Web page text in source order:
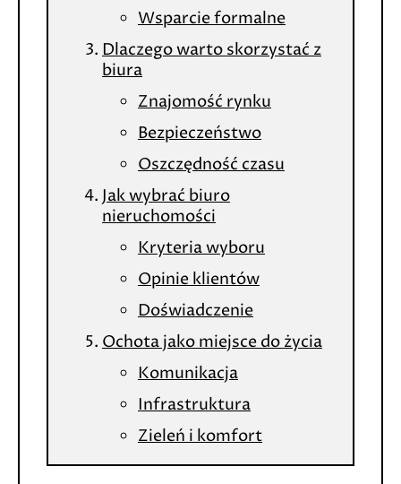
Wsparcie formalne
Dlaczego warto skorzystać z
biura
Znajomość rynku
Bezpieczeństwo
Oszczędność czasu
Jak wybrać biuro
nieruchomości
Kryteria wyboru
Opinie klientów
Doświadczenie
Ochota jako miejsce do życia
Komunikacja
Infrastruktura
Zieleń i komfort